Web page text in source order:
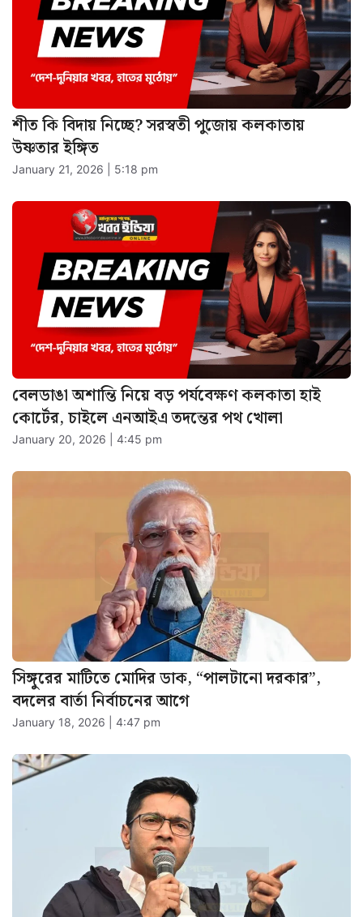
বেলডাঙা অশান্তি নিয়ে বড় পর্যবেক্ষণ কলকাতা হাই
কোর্টের, চাইলে এনআইএ তদন্তের পথ খোলা
January 20, 2026 | 4:45 pm
সিঙ্গুরের মাটিতে মোদির ডাক, “পালটানো দরকার”,
বদলের বার্তা নির্বাচনের আগে
January 18, 2026 | 4:47 pm
ঝাড়খণ্ডে পরিযায়ী শ্রমিকের রহস্যমৃত্যু, ফোনে হেমন্তের
সঙ্গে কথা অভিষেকের
January 16, 2026 | 5:01 pm